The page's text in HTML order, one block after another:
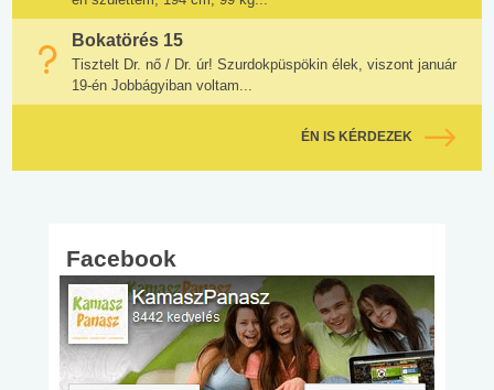
Bokatörés 15
Tisztelt Dr. nő / Dr. úr! Szurdokpüspökin élek, viszont január
19-én Jobbágyiban voltam...
ÉN IS KÉRDEZEK
Facebook